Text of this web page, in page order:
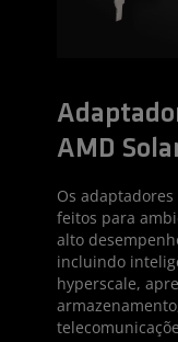
AMD
Os
feitos para
alto
incluindo
hyperscale,